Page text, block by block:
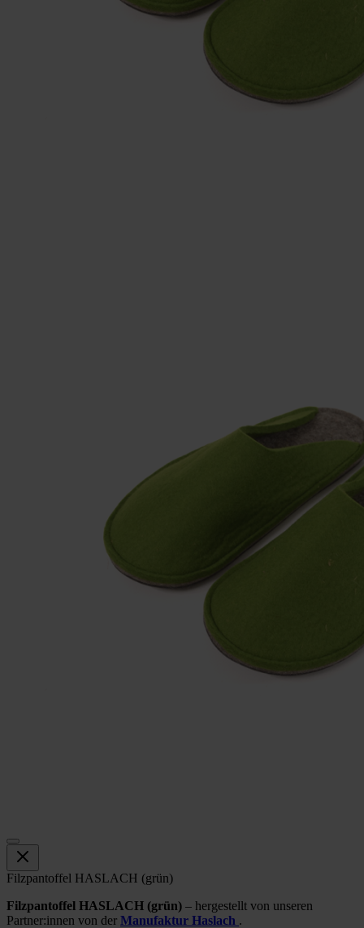
Filzpantoffel HASLACH (grün)
Filzpantoffel HASLACH (grün) – hergestellt von unseren
Partner:innen von der Manufaktur Haslach .